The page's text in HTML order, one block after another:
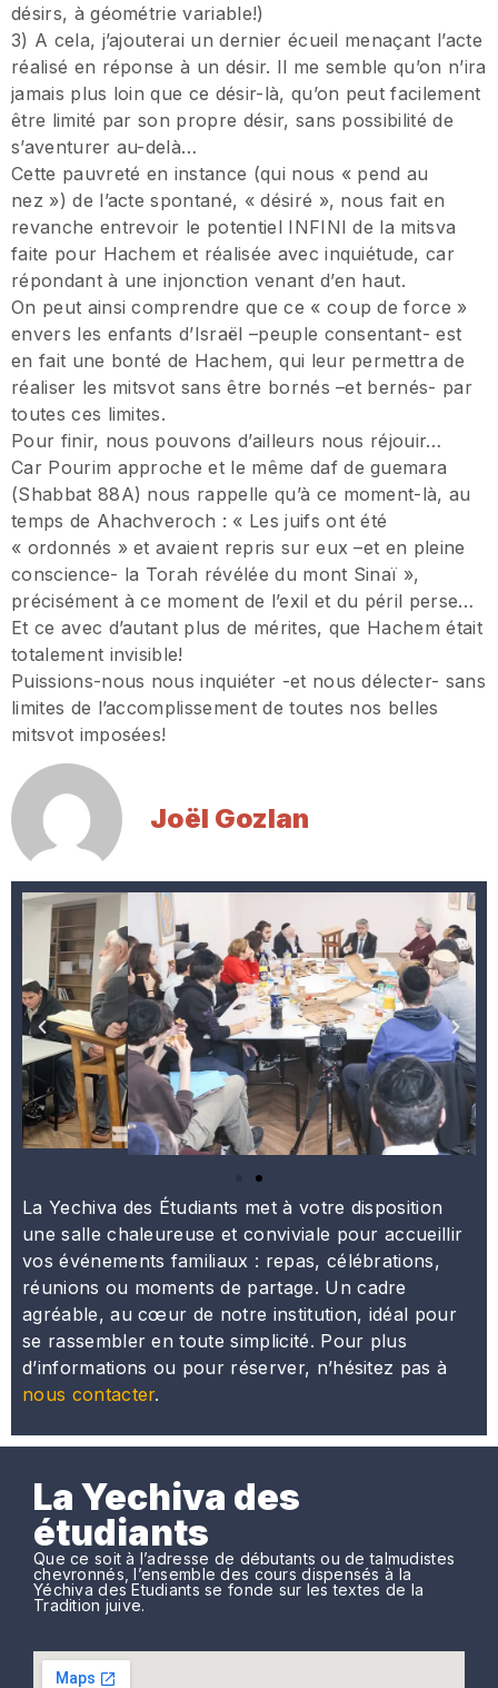
désirs, à géométrie variable!)
3) A cela, j’ajouterai un dernier écueil menaçant l’acte
réalisé en réponse à un désir. Il me semble qu’on n’ira
jamais plus loin que ce désir-là, qu’on peut facilement
être limité par son propre désir, sans possibilité de
s’aventurer au-delà…
Cette pauvreté en instance (qui nous « pend au
nez ») de l’acte spontané, « désiré », nous fait en
revanche entrevoir le potentiel INFINI de la mitsva
faite pour Hachem et réalisée avec inquiétude, car
répondant à une injonction venant d’en haut.
On peut ainsi comprendre que ce « coup de force »
envers les enfants d’Israël –peuple consentant- est
en fait une bonté de Hachem, qui leur permettra de
réaliser les mitsvot sans être bornés –et bernés- par
toutes ces limites.
Pour finir, nous pouvons d’ailleurs nous réjouir…
Car Pourim approche et le même daf de guemara
(Shabbat 88A) nous rappelle qu’à ce moment-là, au
temps de Ahachveroch : « Les juifs ont été
« ordonnés » et avaient repris sur eux –et en pleine
conscience- la Torah révélée du mont Sinaï »,
précisément à ce moment de l’exil et du péril perse…
Et ce avec d’autant plus de mérites, que Hachem était
totalement invisible!
Puissions-nous nous inquiéter -et nous délecter- sans
limites de l’accomplissement de toutes nos belles
mitsvot imposées!
Joël Gozlan
La Yechiva des Étudiants met à votre disposition
une salle chaleureuse et conviviale pour accueillir
vos événements familiaux : repas, célébrations,
réunions ou moments de partage. Un cadre
agréable, au cœur de notre institution, idéal pour
se rassembler en toute simplicité. Pour plus
d’informations ou pour réserver, n’hésitez pas à
nous contacter.
La Yechiva des
étudiants
Que ce soit à l’adresse de débutants ou de talmudistes
chevronnés, l’ensemble des cours dispensés à la
Yéchiva des Etudiants se fonde sur les textes de la
Tradition juive.